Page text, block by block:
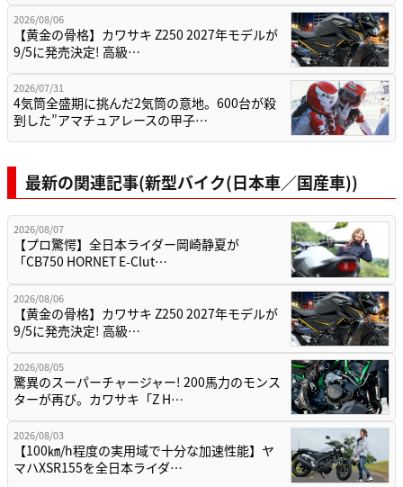
2026/08/06
【黄金の骨格】カワサキ Z250 2027年モデルが
9/5に発売決定! 高級…
2026/07/31
4気筒全盛期に挑んだ2気筒の意地。600台が殺
到した”アマチュアレースの甲子…
最新の関連記事(新型バイク(日本車／国産車))
2026/08/07
【プロ驚愕】全日本ライダー岡崎静夏が
「CB750 HORNET E-Clut…
2026/08/06
【黄金の骨格】カワサキ Z250 2027年モデルが
9/5に発売決定! 高級…
2026/08/05
驚異のスーパーチャージャー! 200馬力のモンス
ターが再び。カワサキ「Z H…
2026/08/03
【100㎞/h程度の実用域で十分な加速性能】ヤ
マハXSR155を全日本ライダ…